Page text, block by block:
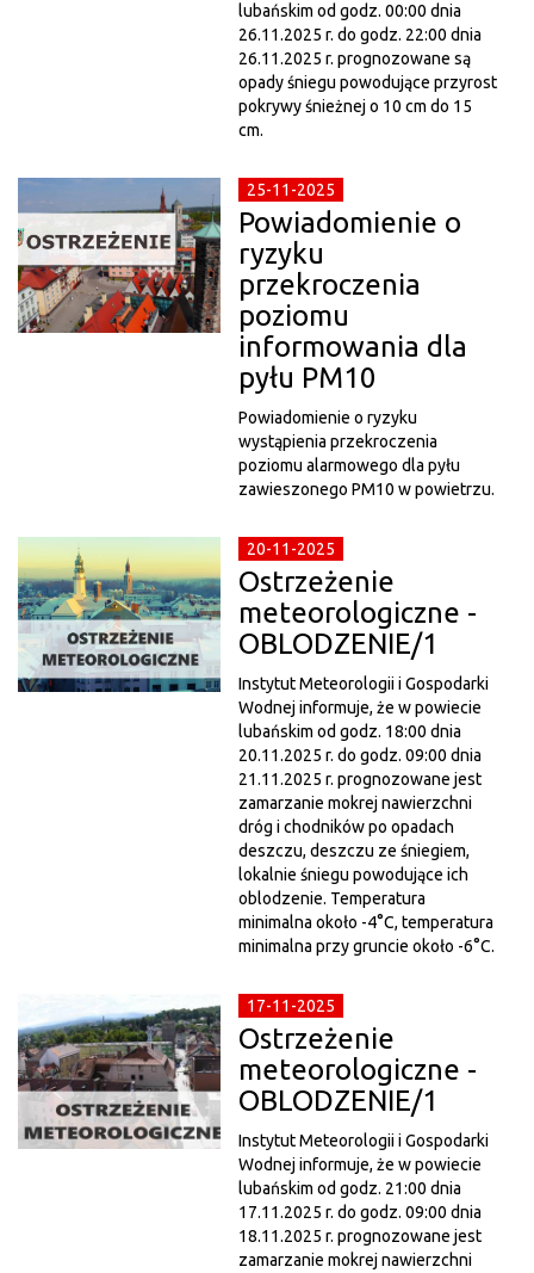
lubańskim od godz. 00:00 dnia
26.11.2025 r. do godz. 22:00 dnia
26.11.2025 r. prognozowane są
opady śniegu powodujące przyrost
pokrywy śnieżnej o 10 cm do 15
cm.
25-11-2025
Powiadomienie o
ryzyku
przekroczenia
poziomu
informowania dla
pyłu PM10
Powiadomienie o ryzyku
wystąpienia przekroczenia
poziomu alarmowego dla pyłu
zawieszonego PM10 w powietrzu.
20-11-2025
Ostrzeżenie
meteorologiczne -
OBLODZENIE/1
Instytut Meteorologii i Gospodarki
Wodnej informuje, że w powiecie
lubańskim od godz. 18:00 dnia
20.11.2025 r. do godz. 09:00 dnia
21.11.2025 r. prognozowane jest
zamarzanie mokrej nawierzchni
dróg i chodników po opadach
deszczu, deszczu ze śniegiem,
lokalnie śniegu powodujące ich
oblodzenie. Temperatura
minimalna około -4°C, temperatura
minimalna przy gruncie około -6°C.
17-11-2025
Ostrzeżenie
meteorologiczne -
OBLODZENIE/1
Instytut Meteorologii i Gospodarki
Wodnej informuje, że w powiecie
lubańskim od godz. 21:00 dnia
17.11.2025 r. do godz. 09:00 dnia
18.11.2025 r. prognozowane jest
zamarzanie mokrej nawierzchni